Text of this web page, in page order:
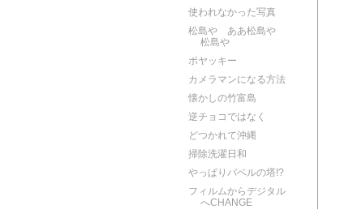
使われなかった写真
松島や ああ松島や
松島や
ボヤッキー
カメラマンになる方法
懐かしの竹富島
逆チョコではなく
どつかれて沖縄
掃除洗濯日和
やっぱりバベルの塔!?
フィルムからデジタル
へCHANGE